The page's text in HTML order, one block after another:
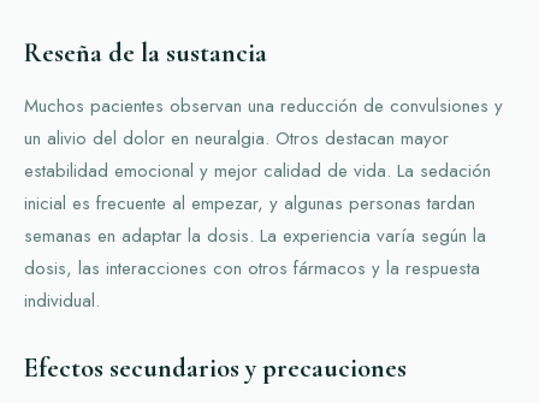
Reseña de la sustancia
Muchos pacientes observan una reducción de convulsiones y
un alivio del dolor en neuralgia. Otros destacan mayor
estabilidad emocional y mejor calidad de vida. La sedación
inicial es frecuente al empezar, y algunas personas tardan
semanas en adaptar la dosis. La experiencia varía según la
dosis, las interacciones con otros fármacos y la respuesta
individual.
Efectos secundarios y precauciones